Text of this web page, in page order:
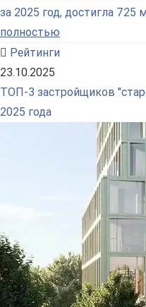
за 2025 год, достигла 725
полностью
Рейтинги
23.10.2025
ТОП-3 застройщиков
2025 года